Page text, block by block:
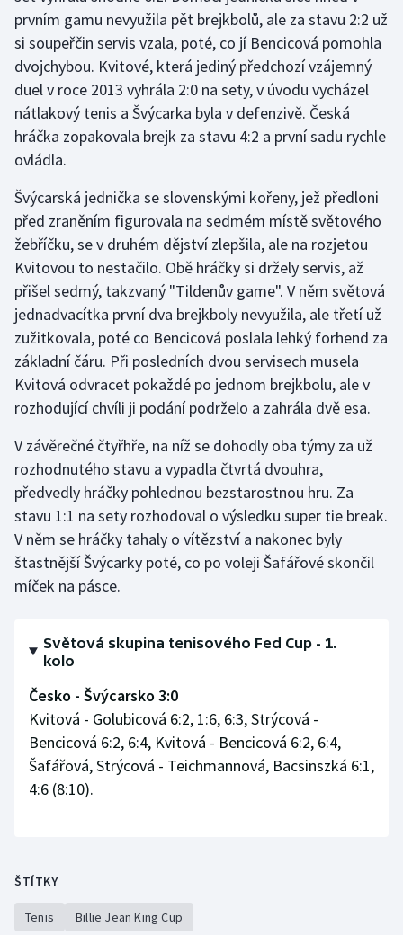
prvním gamu nevyužila pět brejkbolů, ale za stavu 2:2 už
si soupeřčin servis vzala, poté, co jí Bencicová pomohla
dvojchybou. Kvitové, která jediný předchozí vzájemný
duel v roce 2013 vyhrála 2:0 na sety, v úvodu vycházel
nátlakový tenis a Švýcarka byla v defenzivě. Česká
hráčka zopakovala brejk za stavu 4:2 a první sadu rychle
ovládla.
Švýcarská jednička se slovenskými kořeny, jež předloni
před zraněním figurovala na sedmém místě světového
žebříčku, se v druhém dějství zlepšila, ale na rozjetou
Kvitovou to nestačilo. Obě hráčky si držely servis, až
přišel sedmý, takzvaný "Tildenův game". V něm světová
jednadvacítka první dva brejkboly nevyužila, ale třetí už
zužitkovala, poté co Bencicová poslala lehký forhend za
základní čáru. Při posledních dvou servisech musela
Kvitová odvracet pokaždé po jednom brejkbolu, ale v
rozhodující chvíli ji podání podrželo a zahrála dvě esa.
V závěrečné čtyřhře, na níž se dohodly oba týmy za už
rozhodnutého stavu a vypadla čtvrtá dvouhra,
předvedly hráčky pohlednou bezstarostnou hru. Za
stavu 1:1 na sety rozhodoval o výsledku super tie break.
V něm se hráčky tahaly o vítězství a nakonec byly
štastnější Švýcarky poté, co po voleji Šafářové skončil
míček na pásce.
Světová skupina tenisového Fed Cup - 1.
kolo
Česko - Švýcarsko 3:0
Kvitová - Golubicová 6:2, 1:6, 6:3, Strýcová -
Bencicová 6:2, 6:4, Kvitová - Bencicová 6:2, 6:4,
Šafářová, Strýcová - Teichmannová, Bacsinszká 6:1,
4:6 (8:10).
ŠTÍTKY
Tenis Billie Jean King Cup